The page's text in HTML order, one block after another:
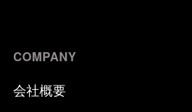
COMPANY
会社概要